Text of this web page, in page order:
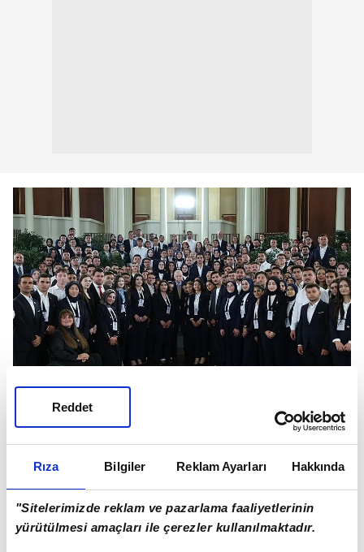
Rıza Bilgiler Reklam Ayarları Hakkında
"Sitelerimizde reklam ve pazarlama faaliyetlerinin
yürütülmesi amaçları ile çerezler kullanılmaktadır.
Reddet
"MÜREFFEH YARINLARINI İNŞA ETMENİN
GAYRETİNDEYİZ"
Başkan Erdoğan, konuşmasının devamında şu
ifadeleri kullandı: